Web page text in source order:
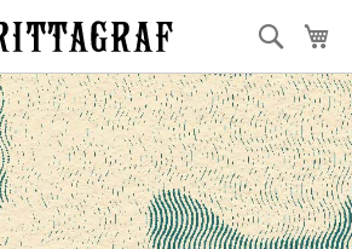
Buscar